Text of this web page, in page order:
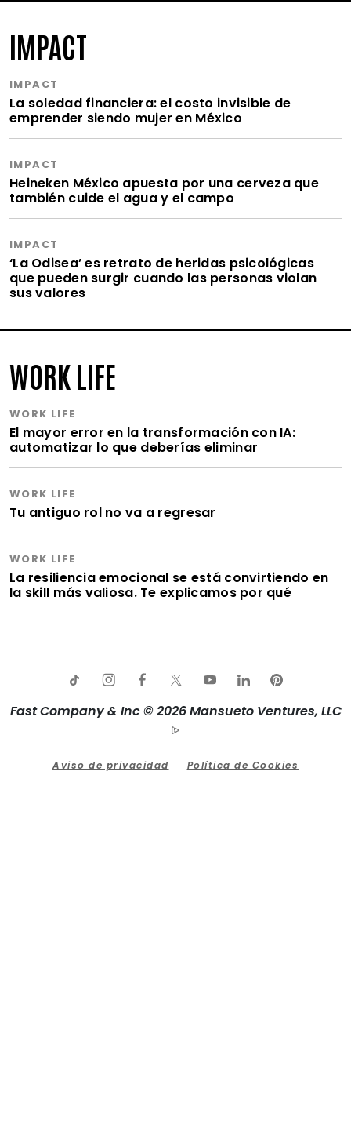
IMPACT
IMPACT
La soledad financiera: el costo invisible de
emprender siendo mujer en México
IMPACT
Heineken México apuesta por una cerveza que
también cuide el agua y el campo
IMPACT
‘La Odisea’ es retrato de heridas psicológicas
que pueden surgir cuando las personas violan
sus valores
WORK LIFE
WORK LIFE
El mayor error en la transformación con IA:
automatizar lo que deberías eliminar
WORK LIFE
Tu antiguo rol no va a regresar
WORK LIFE
La resiliencia emocional se está convirtiendo en
la skill más valiosa. Te explicamos por qué
Fast Company & Inc © 2026 Mansueto Ventures, LLC
Aviso de privacidad Política de Cookies